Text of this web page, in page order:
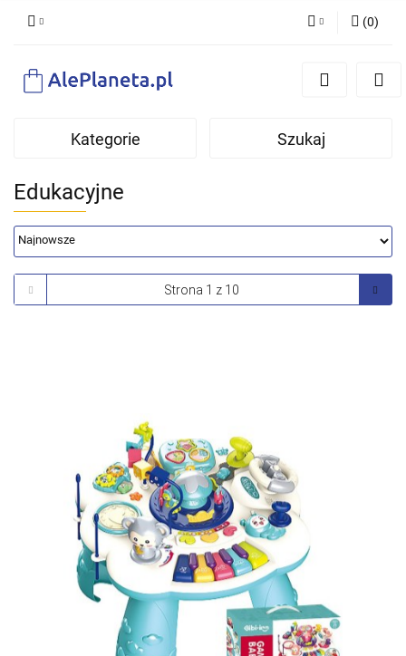
Zaloguj się
(0)
Kategorie Szukaj
Edukacyjne